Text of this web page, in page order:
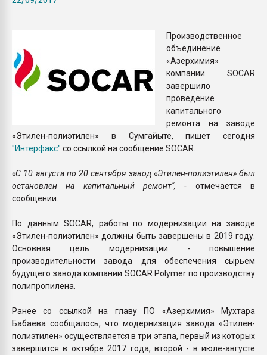
ПЕРЕЙТИ НА
Производственное
объединение
«Азерхимия»
компании SOCAR
завершило
проведение
капитального
ремонта на заводе
«Этилен-полиэтилен» в Сумгайыте, пишет сегодня
"Интерфакс" со ссылкой на сообщение SOCAR.
«С 10 августа по 20 сентября завод «Этилен-полиэтилен» был
остановлен на капитальный ремонт", - отмечается в
сообщении.
По данным SOCAR, работы по модернизации на заводе
«Этилен-полиэтилен» должны быть завершены в 2019 году.
Основная цель модернизации - повышение
производительности завода для обеспечения сырьем
будущего завода компании SOCAR Polymer по производству
полипропилена.
Ранее со ссылкой на главу ПО «Азерхимия» Мухтара
Бабаева сообщалось, что модернизация завода «Этилен-
полиэтилен» осуществляется в три этапа, первый из которых
завершится в октябре 2017 года, второй - в июле-августе